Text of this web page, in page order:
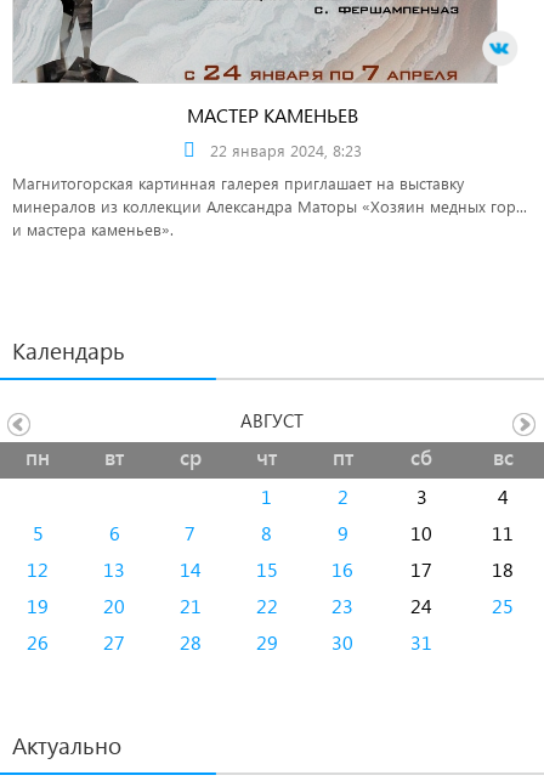
МАСТЕР КАМЕНЬЕВ
22 января 2024, 8:23
Магнитогорская картинная галерея приглашает на выставку
минералов из коллекции Александра Маторы «Хозяин медных гор...
и мастера каменьев».
Календарь
пн вт ср чт пт сб вс
1 2 3
4
5
6 7 8 9 10
11
12
13 14 15 16 17
18
19
20 21 22 23 24
25
26
27 28 29 30 31
АВГУСТ
Актуально